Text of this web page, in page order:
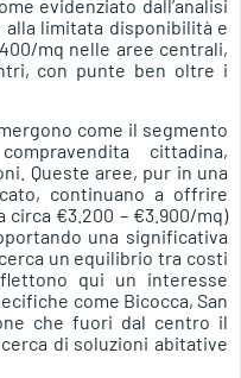
evidenziato dall’analisi
alla limitata disponibilità e
mq nelle aree centrali,
con punte ben oltre i
come il segmento
cittadina,
Queste aree, pur in una
continuano a offrire
circa €3.200 – €3.900/mq)
una significativa
un equilibrio tra costi
qui un interesse
come Bicocca, San
che fuori dal centro il
di soluzioni abitative